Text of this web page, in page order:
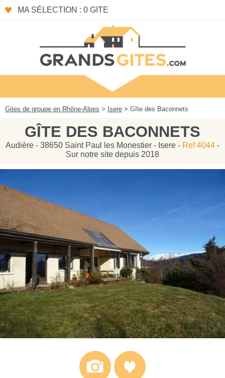
MA SÉLECTION : 0 GITE
Gites de groupe en Rhône-Alpes > Isere > Gîte des Baconnets
GÎTE DES BACONNETS
Audière - 38650 Saint Paul les Monestier - Isere - Ref 4044 -
Sur notre site depuis 2018
Panneau de gestion des cookies